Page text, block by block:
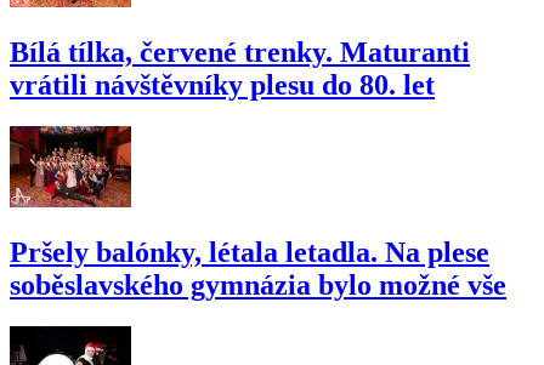
Bílá tílka, červené trenky. Maturanti
vrátili návštěvníky plesu do 80. let
Pršely balónky, létala letadla. Na plese
soběslavského gymnázia bylo možné vše